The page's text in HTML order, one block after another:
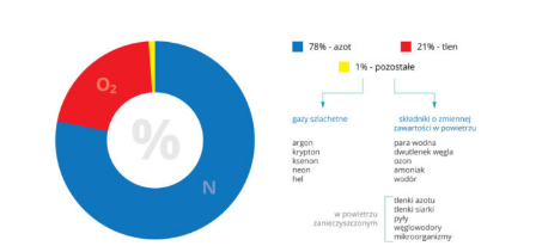
how the
website is
used.
Funkcjonalne
Aby nasza